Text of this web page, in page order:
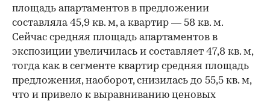
площадь апартаментов в предложении
составляла 45,9 кв. м, а квартир — 58 кв. м.
Сейчас средняя площадь апартаментов в
экспозиции увеличилась и составляет 47,8 кв. м,
тогда как в сегменте квартир средняя площадь
предложения, наоборот, снизилась до 55,5 кв. м,
что и привело к выравниванию ценовых